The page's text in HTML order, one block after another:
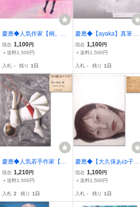
慶應◆人気作家【桐。】
真筆 油彩M20号美少女画
『いきている』2015年制
センター証明書付13
現在 1,100円
＋送料1,500円
入札 - 残り 1日
慶應◆【ayaka】真筆 ド
ローイング 紙に鉛筆『in l
ove with love』自筆サイ
現在 1,100円
＋送料1,500円
入札 - 残り 1日
慶應◆人気若手作家【眞
田絵梨香】真筆 ボードに
アクリル 人物画『ある過
06年制作27
現在 1,210円
＋送料1,500円
入札 2 残り 1日
慶應◆【大久保あゆ子】
真筆 F4号パネルに紙 油
彩・テンペラ画『願い』
現在 1,100円
＋送料1,500円
入札 - 残り 1日